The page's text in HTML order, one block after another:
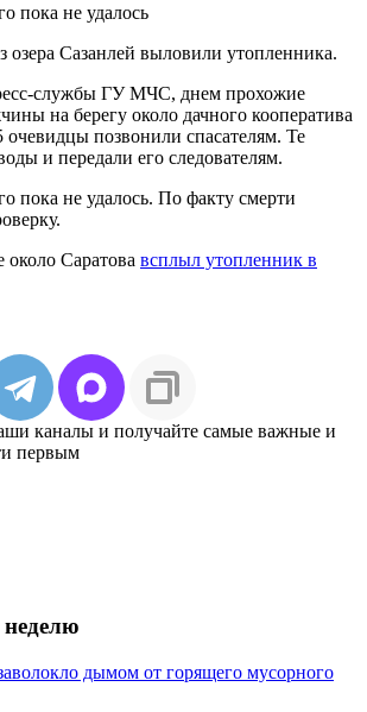
пока не удалось
озера Сазанлей выловили утопленника.
службы ГУ МЧС, днем прохожие
на берегу около дачного кооператива
позвонили спасателям. Те
и передали его следователям.
пока не удалось. По факту смерти
Саратова всплыл утопленник в
каналы и получайте самые важные и
первым